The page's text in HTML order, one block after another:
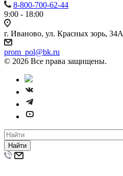
8-800-700-62-44
9:00 - 18:00
г. Иваново, ул. Красных зорь, 34А
prom_pol@bk.ru
© 2026 Все права защищены.
Найти